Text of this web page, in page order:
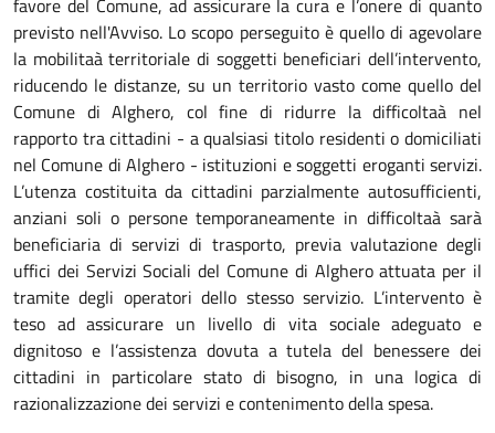
favore del Comune, ad assicurare la cura e l’onere di quanto
previsto nell'Avviso. Lo scopo perseguito è quello di agevolare
la mobilitaà territoriale di soggetti beneficiari dell’intervento,
riducendo le distanze, su un territorio vasto come quello del
Comune di Alghero, col fine di ridurre la difficoltaà nel
rapporto tra cittadini - a qualsiasi titolo residenti o domiciliati
nel Comune di Alghero - istituzioni e soggetti eroganti servizi.
L’utenza costituita da cittadini parzialmente autosufficienti,
anziani soli o persone temporaneamente in difficoltaà sarà
beneficiaria di servizi di trasporto, previa valutazione degli
uffici dei Servizi Sociali del Comune di Alghero attuata per il
tramite degli operatori dello stesso servizio. L’intervento è
teso ad assicurare un livello di vita sociale adeguato e
dignitoso e l’assistenza dovuta a tutela del benessere dei
cittadini in particolare stato di bisogno, in una logica di
razionalizzazione dei servizi e contenimento della spesa.